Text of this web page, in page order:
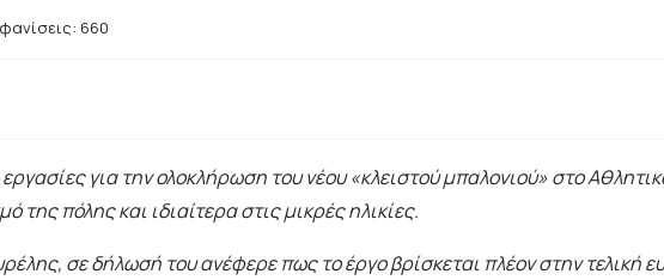
660
για την ολοκλήρωση του νέου «κλειστού μπαλονιού» στο
της πόλης και ιδιαίτερα στις μικρές ηλικίες.
σε δήλωσή του ανέφερε πως το έργο βρίσκεται πλέον στην τελική